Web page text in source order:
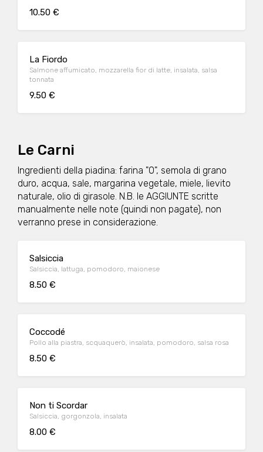
10.50 €
La Fiordo
Salmone affumicato, mozzarella fior di latte, insalata, salsa
tonnata
9.50 €
Le Carni
Ingredienti della piadina: farina "0", semola di grano
duro, acqua, sale, margarina vegetale, miele, lievito
naturale, olio di girasole. N.B. le AGGIUNTE scritte
manualmente nelle note (quindi non pagate), non
verranno prese in considerazione.
Salsiccia
Salsiccia, lattuga, pomodoro, maionese
8.50 €
Coccodé
Pollo alla piastra, scquaquerò, insalata, pomodoro, salsa rosa
8.50 €
Non ti Scordar
Salsiccia, gorgonzola, insalata
8.00 €